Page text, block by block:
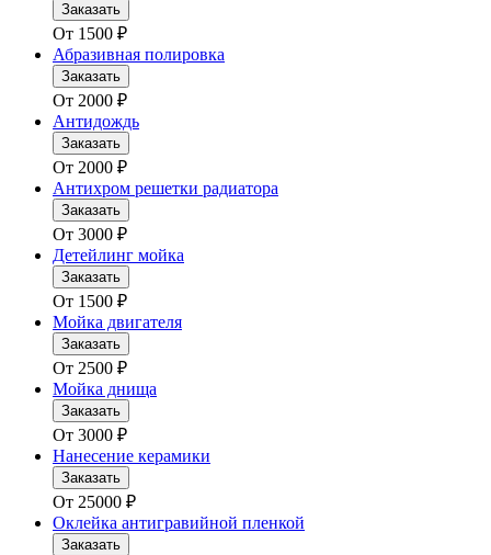
Заказать
От 1500 ₽
Абразивная полировка
Заказать
От 2000 ₽
Антидождь
Заказать
От 2000 ₽
Антихром решетки радиатора
Заказать
От 3000 ₽
Детейлинг мойка
Заказать
От 1500 ₽
Мойка двигателя
Заказать
От 2500 ₽
Мойка днища
Заказать
От 3000 ₽
Нанесение керамики
Заказать
От 25000 ₽
Оклейка антигравийной пленкой
Заказать